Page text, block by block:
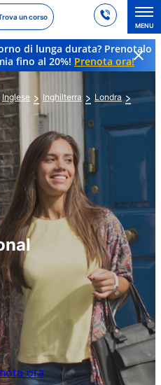
un corso
MENU
di lunga durata? Prenotalo
fino al 20%! Prenota ora!
Inglese Inghilterra
Londra
ora